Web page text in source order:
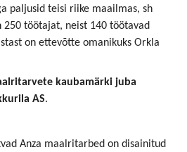
paljusid teisi riike maailmas, sh
töötajat, neist 140 töötavad
on ettevõtte omanikuks Orkla
kaubamärki juba
AS.
Anza maalritarbed on disainitud